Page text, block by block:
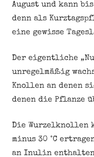
August und kann
denn als
eine gewisse
Der eigentliche
unregelmäßig
Knollen an denen
denen die Pflanze
Die Wurzelknollen
minus 30 °C
an Inulin